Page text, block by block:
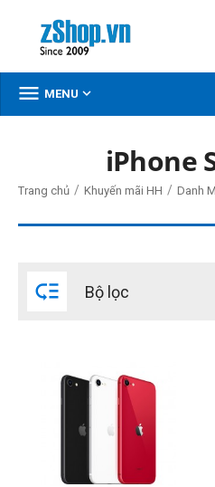
 MENU 
Phiên bản 64GB
Phiên bản 128GB
Phiên bản 256GB
THIẾT LẬP LẠI
iPhone
Trang chủ / Khuyến mãi HH / Danh
 Bộ lọc